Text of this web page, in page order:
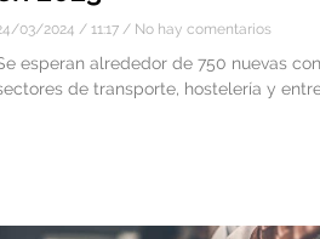
03/2024 11:17 No hay comentarios
esperan alrededor de 750 nuevas
de transporte, hostelería y